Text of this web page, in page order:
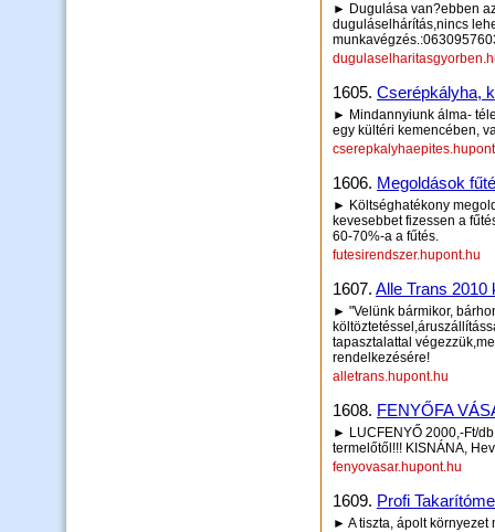
► Dugulása van?ebben
duguláselhárítás,nincs
1605. Cserépkályha,
► Mindannyiunk álma-
egy kültéri kemencében,
1606. Megoldások
► Költséghatékony
kevesebbet fizessen a
60-70%-a a fűtés.
futesirendszer.hupont.hu
1607. Alle Trans 2010
► "Velünk bármikor,
tapasztalattal
rendelkezésére!
alletrans.hupont.hu
1608. FENYŐFA
► LUCFENYŐ 2000,-Ft/
termelőtől!!! KISNÁNA,
fenyovasar.hupont.hu
1609. Profi
► A tiszta, ápolt környezet